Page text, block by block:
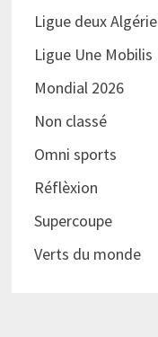
Ligue deux Algérie
Ligue Une Mobilis
Mondial 2026
Non classé
Omni sports
Réflèxion
Supercoupe
Verts du monde